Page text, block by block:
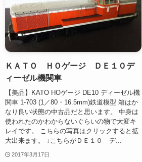
ＫＡＴＯ ＨＯゲージ ＤＥ１０デ
ィーゼル機関車
【美品】KATO HOゲージ DE10 ディーゼル機
関車 1-703 (1／80・16.5mm)鉄道模型 箱はか
なり良い状態の中古品だと思います。 中身は
使われたのかわからないぐらいの物で大変キ
レイです。 こちらの写真はクリックすると拡
大出来ます。 ↓こちらがＤＥ１０ デ...
2017年3月17日